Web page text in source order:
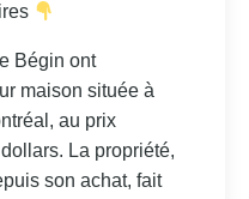
Bégin ont
maison située à
au prix
La propriété,
son achat, fait